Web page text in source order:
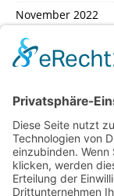
November 2022
Oktober 2022
September 2022
August 2022
Juli 2022
Februar 2022
Januar 2022